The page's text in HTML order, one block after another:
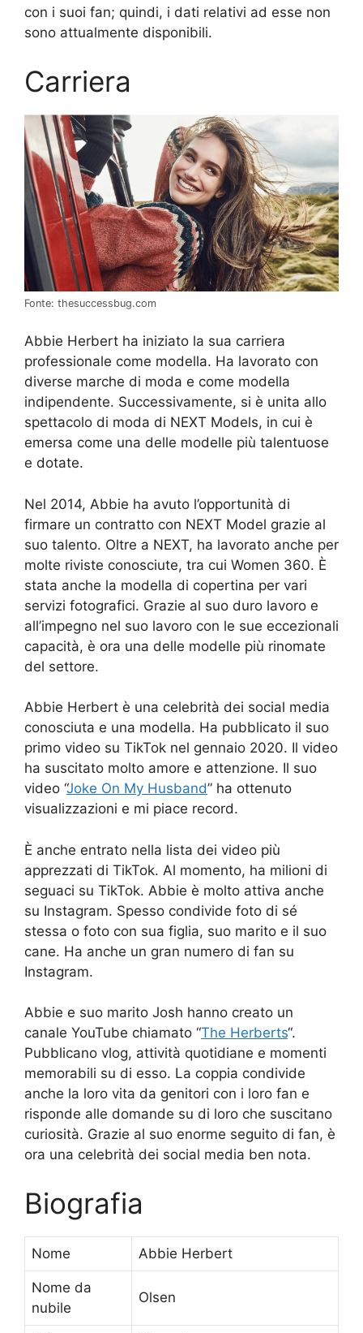
con i suoi fan; quindi, i dati relativi ad esse non
sono attualmente disponibili.
Carriera
Fonte: thesuccessbug.com
Abbie Herbert ha iniziato la sua carriera
professionale come modella. Ha lavorato con
diverse marche di moda e come modella
indipendente. Successivamente, si è unita allo
spettacolo di moda di NEXT Models, in cui è
emersa come una delle modelle più talentuose
e dotate.
Nel 2014, Abbie ha avuto l’opportunità di
firmare un contratto con NEXT Model grazie al
suo talento. Oltre a NEXT, ha lavorato anche per
molte riviste conosciute, tra cui Women 360. È
stata anche la modella di copertina per vari
servizi fotografici. Grazie al suo duro lavoro e
all’impegno nel suo lavoro con le sue eccezionali
capacità, è ora una delle modelle più rinomate
del settore.
Abbie Herbert è una celebrità dei social media
conosciuta e una modella. Ha pubblicato il suo
primo video su TikTok nel gennaio 2020. Il video
ha suscitato molto amore e attenzione. Il suo
video “Joke On My Husband” ha ottenuto
visualizzazioni e mi piace record.
È anche entrato nella lista dei video più
apprezzati di TikTok. Al momento, ha milioni di
seguaci su TikTok. Abbie è molto attiva anche
su Instagram. Spesso condivide foto di sé
stessa o foto con sua figlia, suo marito e il suo
cane. Ha anche un gran numero di fan su
Instagram.
Abbie e suo marito Josh hanno creato un
canale YouTube chiamato “The Herberts“.
Pubblicano vlog, attività quotidiane e momenti
memorabili su di esso. La coppia condivide
anche la loro vita da genitori con i loro fan e
risponde alle domande su di loro che suscitano
curiosità. Grazie al suo enorme seguito di fan, è
ora una celebrità dei social media ben nota.
Biografia
Nome Abbie Herbert
Nome da
nubile
Olsen